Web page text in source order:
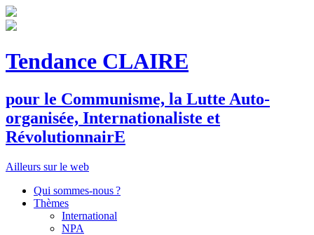
Tendance CLAIRE
pour le Communisme, la Lutte Auto-
organisée, Internationaliste et
RévolutionnairE
Ailleurs sur le web
Qui sommes-nous ?
Thèmes
International
NPA